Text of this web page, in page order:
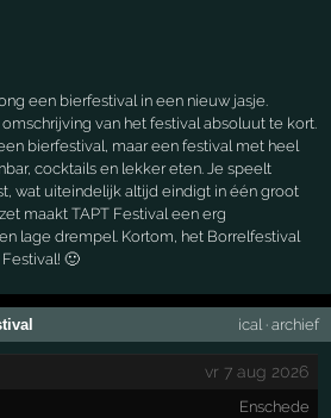
een bierfestival in een nieuw jasje.
van het festival absoluut te kort.
bierfestival, maar een festival met heel
cocktails en lekker eten. Je speelt
wat uiteindelijk altijd eindigt in één groot
maakt TAPT Festival een erg
lage drempel. Kortom, het Borrelfestival
🙂
ical · archief
vr 7 aug 2026
Enschede